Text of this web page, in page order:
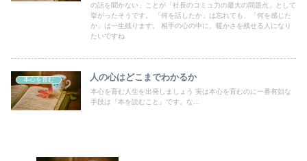
の話を聞かない」ことが「社長のコミュ力の最大の問題点」として
挙がったそうです。 「何を話したか」は忘れても、「何を感じた
か」は一生残ります。 相手の心の中に、暖かさを残せる人になり
たいですね
本心を育む 人の心はどこまでわかるか
本心を育む人生を出発しましょう 実は本心を育むのに一番有効な
手段は『本を読むこと』です。な...